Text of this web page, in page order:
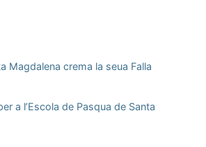
Magdalena crema la seua Falla
a l’Escola de Pasqua de Santa